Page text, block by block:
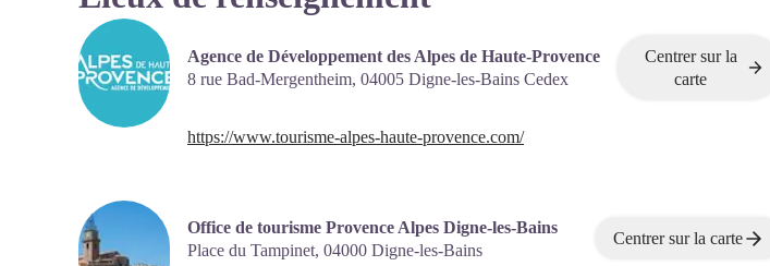
Agence de Développement des Alpes de Haute-Provence
8 rue Bad-Mergentheim, 04005 Digne-les-Bains Cedex
Centrer sur la
carte
https://www.tourisme-alpes-haute-provence.com/
Office de tourisme Provence Alpes Digne-les-Bains
Place du Tampinet, 04000 Digne-les-Bains
Centrer sur la carte